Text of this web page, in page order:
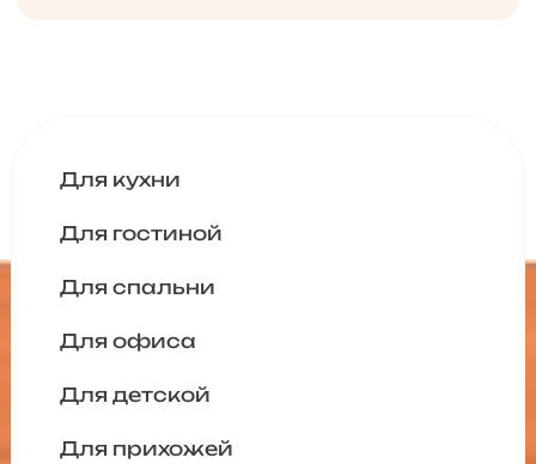
Для кухни
Для гостиной
Для спальни
Для офиса
Для детской
Для прихожей